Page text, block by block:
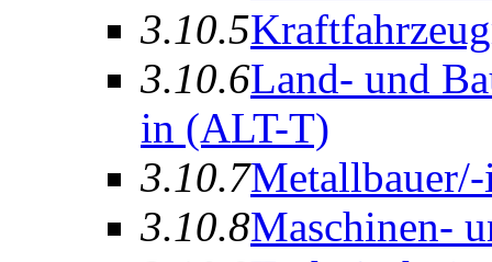
3.10.5Kr
3.10.6Land- und
in (ALT-T)
3.10.7
3.10.8Maschinen-